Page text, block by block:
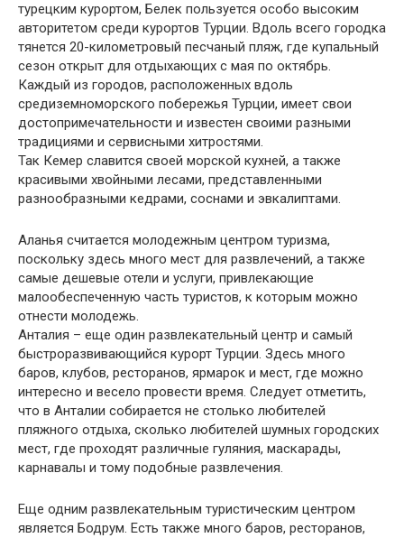
турецким курортом, Белек пользуется особо высоким
авторитетом среди курортов Турции. Вдоль всего городка
тянется 20-километровый песчаный пляж, где купальный
сезон открыт для отдыхающих с мая по октябрь.
Каждый из городов, расположенных вдоль
средиземноморского побережья Турции, имеет свои
достопримечательности и известен своими разными
традициями и сервисными хитростями.
Так Кемер славится своей морской кухней, а также
красивыми хвойными лесами, представленными
разнообразными кедрами, соснами и эвкалиптами.
Аланья считается молодежным центром туризма,
поскольку здесь много мест для развлечений, а также
самые дешевые отели и услуги, привлекающие
малообеспеченную часть туристов, к которым можно
отнести молодежь.
Анталия – еще один развлекательный центр и самый
быстроразвивающийся курорт Турции. Здесь много
баров, клубов, ресторанов, ярмарок и мест, где можно
интересно и весело провести время. Следует отметить,
что в Анталии собирается не столько любителей
пляжного отдыха, сколько любителей шумных городских
мест, где проходят различные гуляния, маскарады,
карнавалы и тому подобные развлечения.
Еще одним развлекательным туристическим центром
является Бодрум. Есть также много баров, ресторанов,